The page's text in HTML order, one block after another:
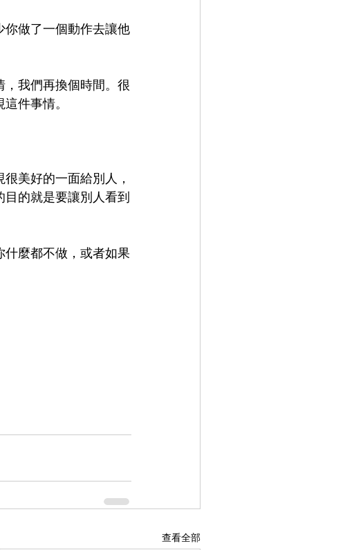
做了一個動作去讓他
我們再換個時間。很
件事情。
美好的一面給別人，
的就是要讓別人看到
麼都不做，或者如果
查看全部